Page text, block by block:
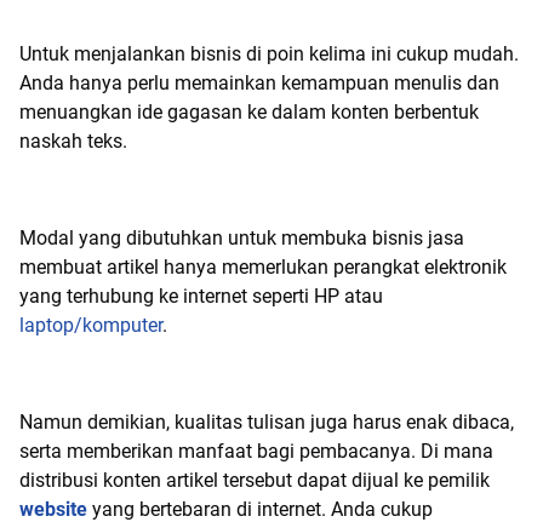
Untuk menjalankan bisnis di poin kelima ini cukup mudah.
Anda hanya perlu memainkan kemampuan menulis dan
menuangkan ide gagasan ke dalam konten berbentuk
naskah teks.
Modal yang dibutuhkan untuk membuka bisnis jasa
membuat artikel hanya memerlukan perangkat elektronik
yang terhubung ke internet seperti HP atau
laptop/komputer.
Namun demikian, kualitas tulisan juga harus enak dibaca,
serta memberikan manfaat bagi pembacanya. Di mana
distribusi konten artikel tersebut dapat dijual ke pemilik
website yang bertebaran di internet. Anda cukup